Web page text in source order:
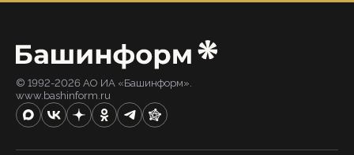
© 1992-2026 АО ИА «Башинформ».
www.bashinform.ru